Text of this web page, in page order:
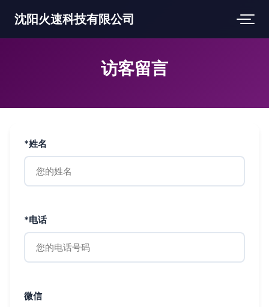
沈阳火速科技有限公司
访客留言
*姓名
*电话
微信